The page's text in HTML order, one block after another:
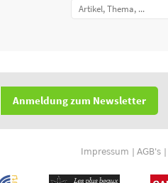
Anmeldung zum Newsletter
Impressum AGB's